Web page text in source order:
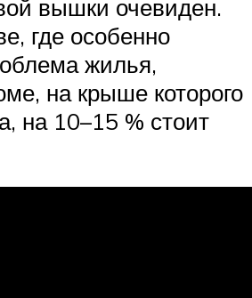
вышки очевиден.
где особенно
жилья,
на крыше которого
на 10–15 % стоит